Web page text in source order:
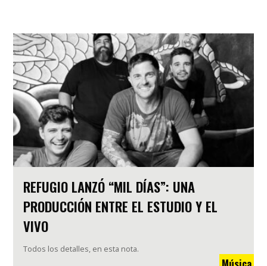
REFUGIO LANZÓ “MIL DÍAS”: UNA
PRODUCCIÓN ENTRE EL ESTUDIO Y EL
VIVO
Todos los detalles, en esta nota.